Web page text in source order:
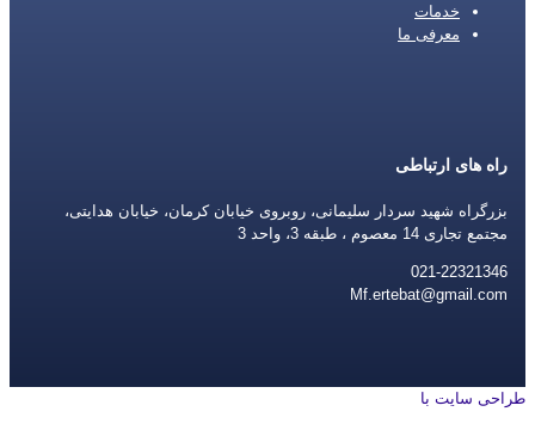
خدمات
معرفی ما
راه های ارتباطی
بزرگراه شهید سردار سلیمانی، روبروی خیابان کرمان، خیابان هدایتی،
مجتمع تجاری 14 معصوم ، طبقه 3، واحد 3
021-22321346
Mf.ertebat@gmail.com
طراحی سایت با